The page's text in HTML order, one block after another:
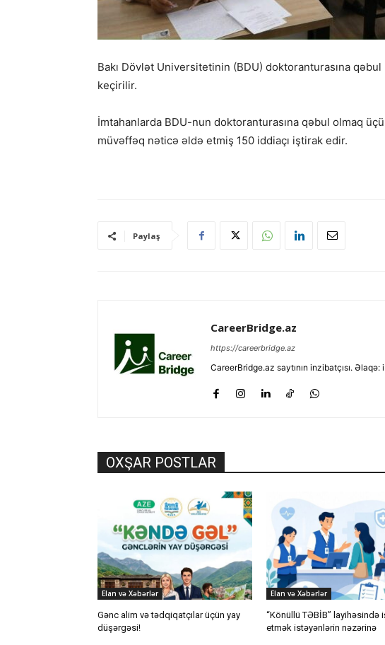
Bakı Dövlət Universitetinin (BDU) doktoranturasına
keçirilir.
İmtahanlarda BDU-nun doktoranturasına qəbul olmaq
müvəffəq nəticə əldə etmiş 150 iddiaçı iştirak edir.
Paylaş
CareerBridge.az
https://careerbridge.az
CareerBridge.az saytının inzibatçısı.
OXŞAR POSTLAR
Elan və Xəbərlər
Gənc alim və tədqiqatçılar üçün yay
düşərgəsi!
Elan və Xəbərlər
“Könüllü TƏBİB” layihəsində
etmək istəyənlərin nəzərinə